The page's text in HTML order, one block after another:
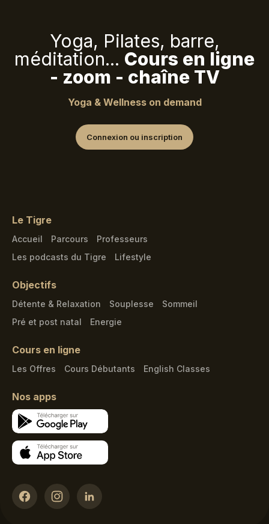
Yoga, Pilates, barre,
méditation... Cours en ligne
- zoom - chaîne TV
Yoga & Wellness on demand
Connexion ou inscription
Le Tigre
Accueil Parcours
Professeurs
Les podcasts du Tigre
Lifestyle
Objectifs
Détente & Relaxation Souplesse
Sommeil
Pré et post natal
Energie
Cours en ligne
Les Offres Cours Débutants English Classes
Nos apps